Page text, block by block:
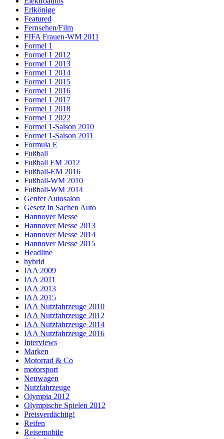
Erlkönige
Featured
Fernsehen/Film
FIFA Frauen-WM 2011
Formel 1
Formel 1 2012
Formel 1 2013
Formel 1 2014
Formel 1 2015
Formel 1 2016
Formel 1 2017
Formel 1 2018
Formel 1 2022
Formel 1-Saison 2010
Formel 1-Saison 2011
Formula E
Fußball
Fußball EM 2012
Fußball-EM 2016
Fußball-WM 2010
Fußball-WM 2014
Genfer Autosalon
Gesetz in Sachen Auto
Hannover Messe
Hannover Messe 2013
Hannover Messe 2014
Hannover Messe 2015
Headline
hybrid
IAA 2009
IAA 2011
IAA 2013
IAA 2015
IAA Nutzfahrzeuge 2010
IAA Nutzfahrzeuge 2012
IAA Nutzfahrzeuge 2014
IAA Nutzfahrzeuge 2016
Interviews
Marken
Motorrad & Co
motorsport
Neuwagen
Nutzfahrzeuge
Olympia 2012
Olympische Spielen 2012
Preisverdächtig!
Reifen
Reisemobile